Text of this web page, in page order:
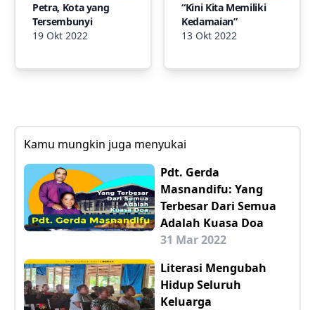
Petra, Kota yang
Tersembunyi
19 Okt 2022
“Kini Kita Memiliki
Kedamaian”
13 Okt 2022
Kamu mungkin juga menyukai
Pdt. Gerda
Masnandifu: Yang
Terbesar Dari Semua
Adalah Kuasa Doa
31 Mar 2022
Literasi Mengubah
Hidup Seluruh
Keluarga